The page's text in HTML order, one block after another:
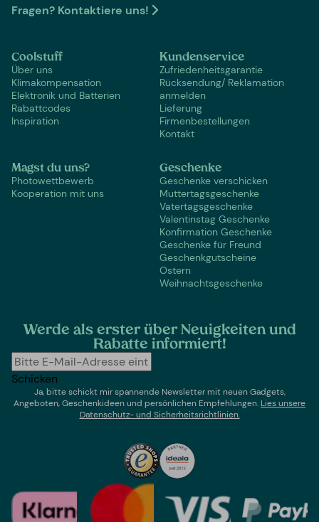
Fragen? Kontaktiere uns!
Coolstuff
Über uns
Klimakompensation
Elektronik und Batterien
Rabattcodes
Inspiration
Kundenservice
Zufriedenheitsgarantie
Rücksendung/ Reklamation
anmelden
Lieferung
Firmenbestellungen
Kontakt
Magst du uns?
Photowettbewerb
Kooperation mit uns
Geschenke
Geschenke verschicken
Muttertagsgeschenke
Vatertagsgeschenke
Valentinstag Geschenke
Konfirmation Geschenke
Geschenke für Freund
Geschenkgutscheine
Ostern
Weihnachtsgeschenke
Werde als erster über Neuigkeiten und
Rabatte informiert!
Schicken
Ja, bitte schickt mir spannende Newsletter mit neuen Gadgets,
Angeboten, Geschenkideen und persönlichen Empfehlungen. Lies unsere
Datenschutz- und Sicherheitsrichtlinien.